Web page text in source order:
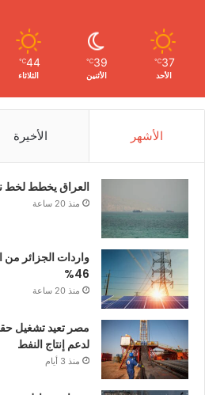
37
℃
الأحد
39
℃
الأثنين
44
℃
الثلاثاء
الأشهر الأخيرة
العراق يخطط لخط
منذ 20 ساعة
واردات الجزائر من
46%
منذ 20 ساعة
لدعم إنتاج النفط
منذ 3 أيام